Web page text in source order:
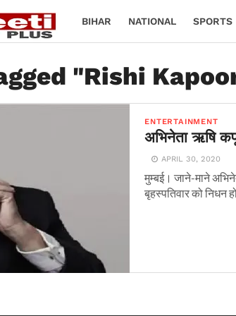
BIHAR NATIONAL SPORTS
"Rishi
ENTERTAINMENT
अभिनेता ऋषि
APRIL 30, 2020
मुम्बई। जाने-माने
बृहस्पतिवार को निधन